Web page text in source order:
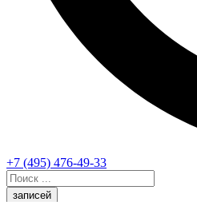
+7 (495) 476-49-33
Search
...записей